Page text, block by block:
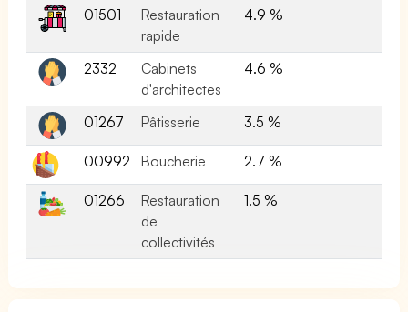
01501
Restauration
rapide
4.9 %
2332
Cabinets
d'architectes
4.6 %
01267 Pâtisserie 3.5 %
00992 Boucherie 2.7 %
01266
Restauration
de
collectivités
1.5 %